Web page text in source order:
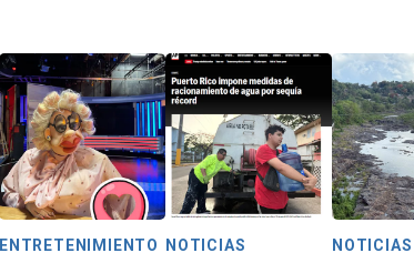
ENTRETENIMIENTO NOTICIAS NOTICIAS